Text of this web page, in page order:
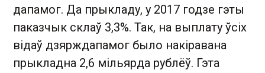
дапамог. Да прыкладу, у 2017 годзе гэты
паказчык склаў 3,3%. Так, на выплату ўсіх
відаў дзярждапамог было накіравана
прыкладна 2,6 мільярда рублёў. Гэта